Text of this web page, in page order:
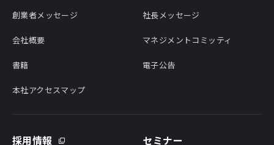
創業者メッセージ 社長メッセージ
会社概要 マネジメントコミッティ
書籍 電子公告
本社アクセスマップ
採用情報
セミナー